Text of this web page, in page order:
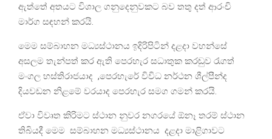
ඇත්තේ අතයට විශාල ගනුදෙනුවකට බව තතු දත් ආරංචි
මාර්ග සඳහන් කරයි.
මෙම සම්බාහන මධ්‍යස්ථානය ඉදිරිපිටින් දළදා වහන්සේ
අසලම තැන්පත් කර ඇති පෙරහැර සධාතුක කරඬුව රැගත්
මංගල හස්තිරාජයාද ,පෙරහැරේ විවිධ නර්ථන ශීල්පීන්ද
දියවඩන නිළමේ වරයාද පෙරහැර සමග ගමන් කරයි.
ඒවා විවෘත කිරිමට ස්ථාන නුවර නගරයේ ඕනෑ තරම් ස්ථාන
තිබියදී මෙම සම්බාහන මධ්‍යස්ථානය දළදා මාළිගාවට